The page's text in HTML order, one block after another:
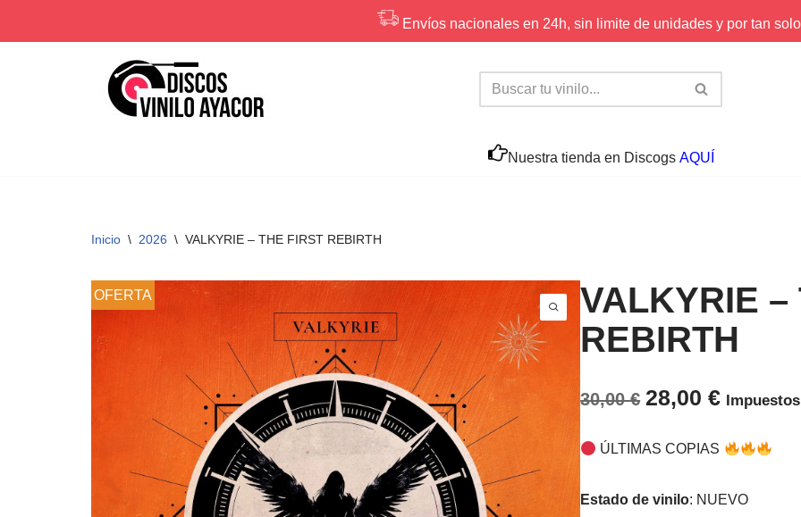
Envíos nacionales en 24h, sin limite de unidades y por tan
Nuestra tienda en Discogs AQUÍ
Inicio \ 2026 \ VALKYRIE – THE FIRST REBIRTH
OFERTA
VALKYRIE –
REBIRTH
30,00€ 28,00€
ÚLTIMAS COPIAS
Estado de vinilo: NUEVO